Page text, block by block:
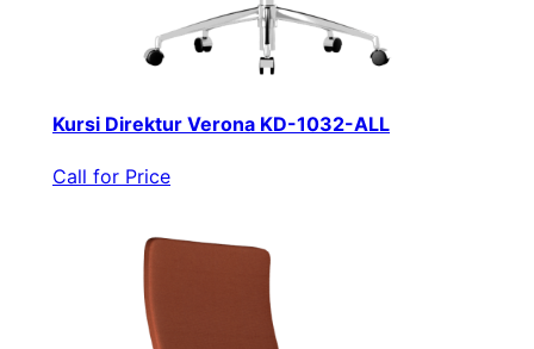
Kursi Direktur Verona KD-1032-ALL
Call for Price